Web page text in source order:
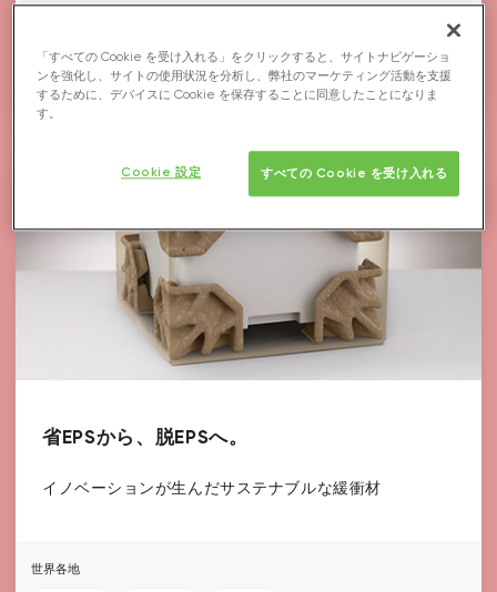
パートナーシップ
省EPSから、脱EPSへ。
イノベーションが生んだサステナブルな緩衝材
世界各地
「すべての Cookie を受け入れる」をクリックすると、サイトナビゲーショ
ンを強化し、サイトの使用状況を分析し、弊社のマーケティング活動を支援
するために、デバイスに Cookie を保存することに同意したことになりま
す。
すべての Cookie を受け入れる
Cookie 設定